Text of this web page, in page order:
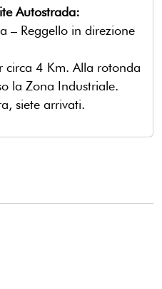
Autostrada:
– Reggello in direzione
circa 4 Km. Alla rotonda
la Zona Industriale.
siete arrivati.